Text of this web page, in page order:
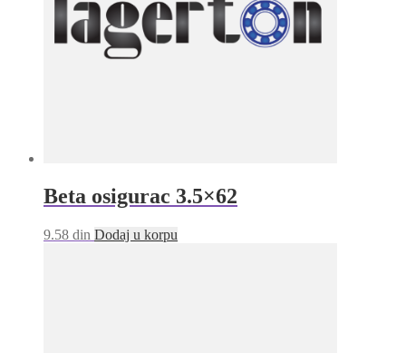
Beta osigurac 3.5×62
9.58 din Dodaj u korpu